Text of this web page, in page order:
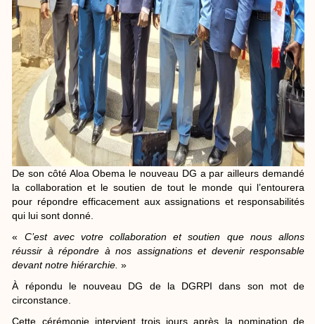
De son côté Aloa Obema le nouveau DG a par ailleurs demandé
la collaboration et le soutien de tout le monde qui l’entourera
pour répondre efficacement aux assignations et responsabilités
qui lui sont donné.
« C’est avec votre collaboration et soutien que nous allons
réussir à répondre à nos assignations et devenir responsable
devant notre hiérarchie. »
À répondu le nouveau DG de la DGRPI dans son mot de
circonstance.
Cette cérémonie intervient trois jours après la nomination de